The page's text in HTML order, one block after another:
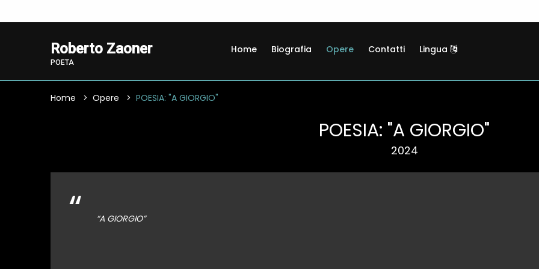
Roberto Zaoner
POETA
Home Biografia Opere Contatti Lingua
Home Opere POESIA: "A GIORGIO"
POESIA: "A GIORGIO"
2024
“ “A GIORGIO”